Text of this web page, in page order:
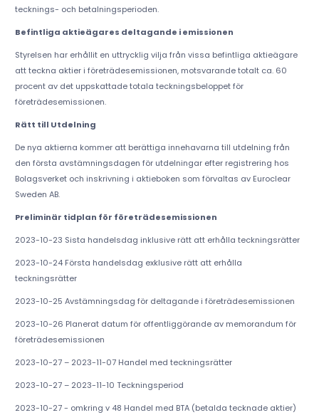
tecknings- och betalningsperioden.
Befintliga aktieägares deltagande i emissionen
Styrelsen har erhållit en uttrycklig vilja från vissa befintliga aktieägare
att teckna aktier i företrädesemissionen, motsvarande totalt ca. 60
procent av det uppskattade totala teckningsbeloppet för
företrädesemissionen.
Rätt till Utdelning
De nya aktierna kommer att berättiga innehavarna till utdelning från
den första avstämningsdagen för utdelningar efter registrering hos
Bolagsverket och inskrivning i aktieboken som förvaltas av Euroclear
Sweden AB.
Preliminär tidplan för företrädesemissionen
2023-10-23 Sista handelsdag inklusive rätt att erhålla teckningsrätter
2023-10-24 Första handelsdag exklusive rätt att erhålla
teckningsrätter
2023-10-25 Avstämningsdag för deltagande i företrädesemissionen
2023-10-26 Planerat datum för offentliggörande av memorandum för
företrädesemissionen
2023-10-27 – 2023-11-07 Handel med teckningsrätter
2023-10-27 – 2023-11-10 Teckningsperiod
2023-10-27 - omkring v 48 Handel med BTA (betalda tecknade aktier)